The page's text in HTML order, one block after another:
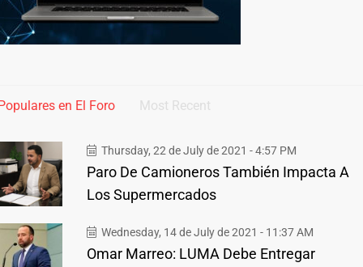
en El Foro Most Recent
Thursday, 22 de July de 2021 - 4:57 PM
Paro De Camioneros También Impacta A
Los Supermercados
Wednesday, 14 de July de 2021 - 11:37 AM
Omar Marreo: LUMA Debe Entregar